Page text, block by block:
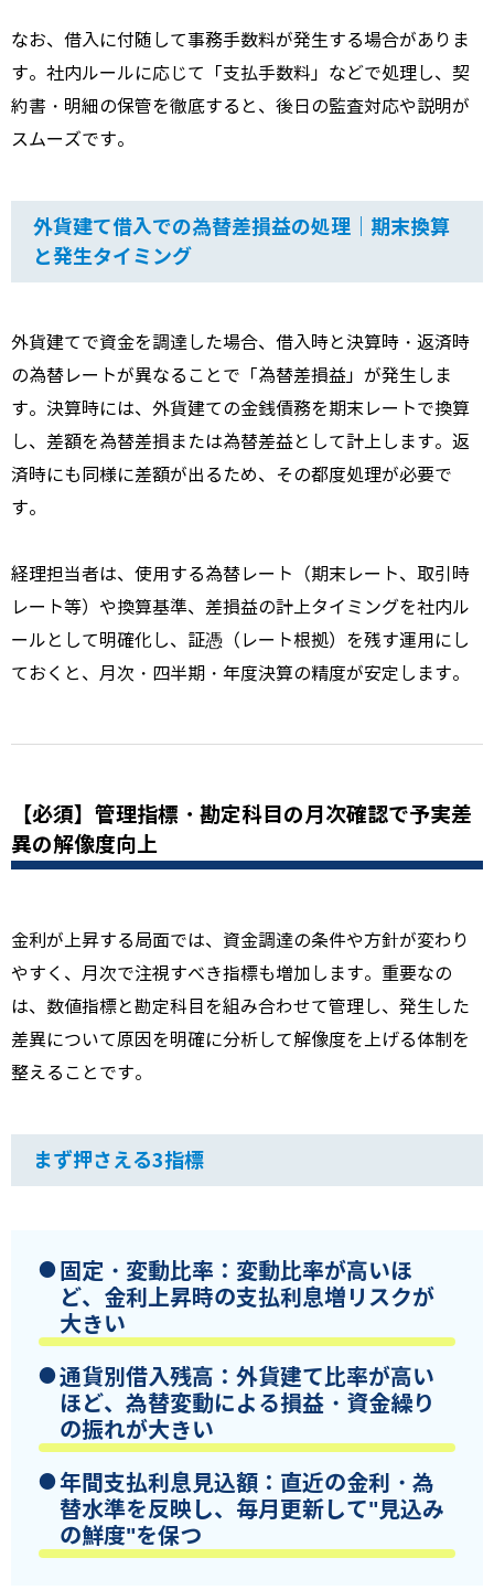
なお、借入に付随して事務手数料が発生する場合がありま
す。社内ルールに応じて「支払手数料」などで処理し、契
約書・明細の保管を徹底すると、後日の監査対応や説明が
スムーズです。
外貨建て借入での為替差損益の処理｜期末換算
と発生タイミング
外貨建てで資金を調達した場合、借入時と決算時・返済時
の為替レートが異なることで「為替差損益」が発生しま
す。決算時には、外貨建ての金銭債務を期末レートで換算
し、差額を為替差損または為替差益として計上します。返
済時にも同様に差額が出るため、その都度処理が必要で
す。
経理担当者は、使用する為替レート（期末レート、取引時
レート等）や換算基準、差損益の計上タイミングを社内ル
ールとして明確化し、証憑（レート根拠）を残す運用にし
ておくと、月次・四半期・年度決算の精度が安定します。
【必須】管理指標・勘定科目の月次確認で予実差
異の解像度向上
金利が上昇する局面では、資金調達の条件や方針が変わり
やすく、月次で注視すべき指標も増加します。重要なの
は、数値指標と勘定科目を組み合わせて管理し、発生した
差異について原因を明確に分析して解像度を上げる体制を
整えることです。
まず押さえる3指標
固定・変動比率 ：変動比率が高いほ
ど、金利上昇時の支払利息増リスクが
大きい
通貨別借入残高 ：外貨建て比率が高い
ほど、為替変動による損益・資金繰り
の振れが大きい
年間支払利息見込額 ：直近の金利・為
替水準を反映し、毎月更新して"見込み
の鮮度"を保つ